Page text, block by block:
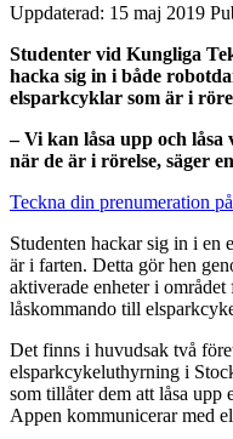
Uppdaterad: 15 maj 2019
Studenter vid Kungliga
hacka sig in i både
elsparkcyklar som är i
– Vi kan låsa upp och låsa
när de är i rörelse, säger
Teckna din prenumeration
Studenten hackar sig in i en
är i farten. Detta gör hen
aktiverade enheter i
låskommando till
Det finns i huvudsak två
elsparkcykeluthyrning i
som tillåter dem att låsa upp
Appen kommunicerar med